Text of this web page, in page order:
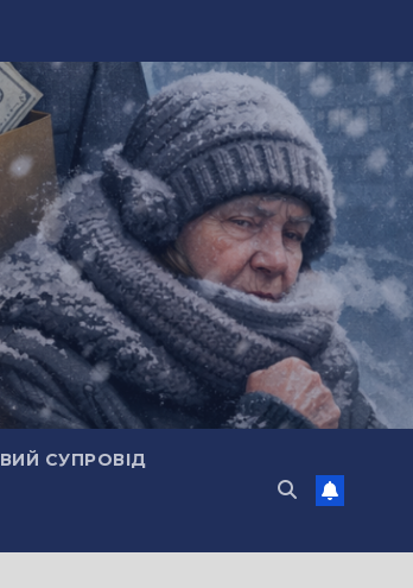
СУПРОВІД